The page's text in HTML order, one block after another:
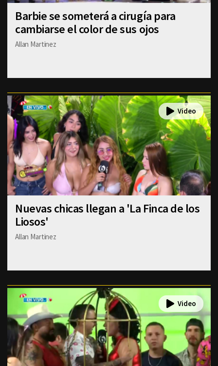
Barbie se someterá a cirugía para
cambiarse el color de sus ojos
Allan Martinez
Nuevas chicas llegan a 'La Finca de los
Liosos'
Allan Martinez